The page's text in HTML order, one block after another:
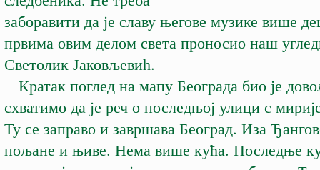
заборавити да је славу његове музике више
првима овим делом света проносио наш
Светолик Јаковљевић.
Кратак поглед на мапу Београда био је
схватимо да је реч о последњој улици с
Ту се заправо и завршава Београд. Иза
пољане и њиве. Нема више кућа. Последње